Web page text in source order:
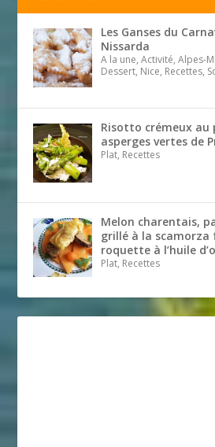
Les Ganses du
Nissarda
A la une, Activité, Alpes-
Dessert, Nice, Recettes,
Risotto crémeux au
asperges vertes de
Plat, Recettes
Melon charentais,
grillé à la scamorza
roquette à l’huile
Plat, Recettes